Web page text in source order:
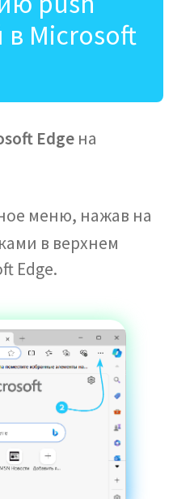
Microsoft
Edgeна
меню, нажав на
в верхнем
Edge.